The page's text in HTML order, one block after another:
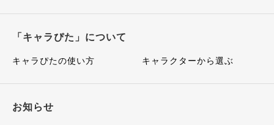
「キャラぴた」について
キャラぴたの使い方 キャラクターから選ぶ
お知らせ